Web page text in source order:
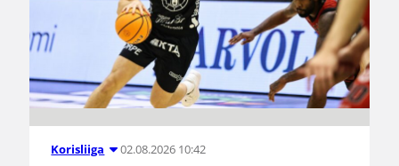
Korisliiga 02.08.2026 10:42